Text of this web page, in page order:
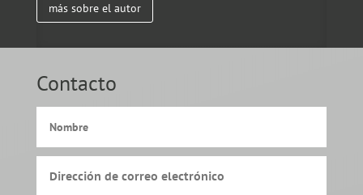
más sobre el autor
Contacto